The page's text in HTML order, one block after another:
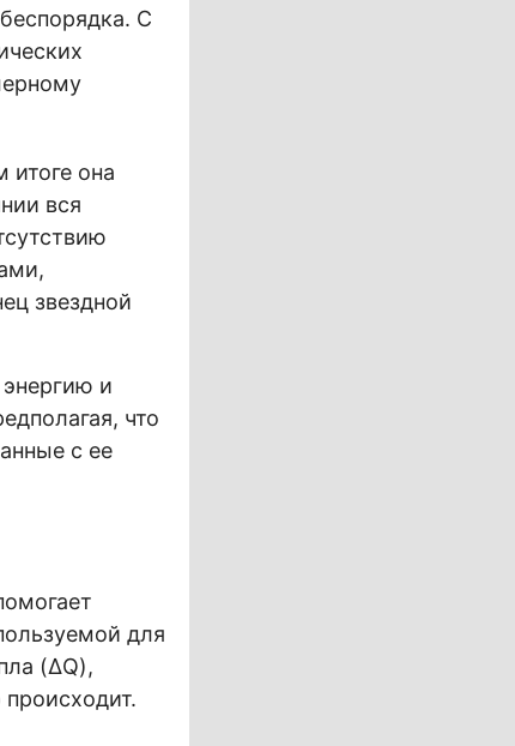
С
итоге она
вся
звездной
и
что
с ее
для
(ΔQ),